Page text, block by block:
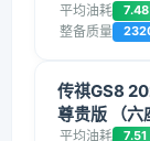
平均油耗 7.48
整备质量
传祺GS8
尊贵版 （六
平均油耗 7.51